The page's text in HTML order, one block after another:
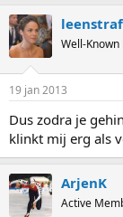
Well-
19 jan 2013
Dus zodra je
klinkt mij erg als
ArjenK
Active